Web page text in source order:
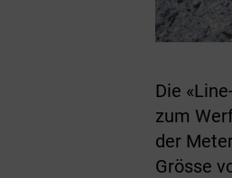
Die
zum
der
Grösse